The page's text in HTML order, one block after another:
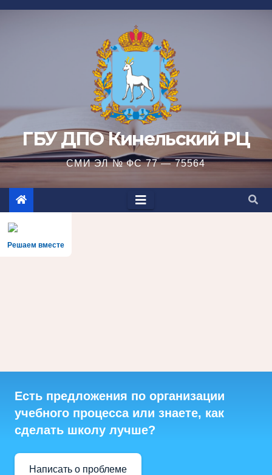
Перейти
ГБУ ДПО Кинельский РЦ
СМИ ЭЛ № ФС 77 — 75564
Решаем вместе
Есть предложения по организации
учебного процесса или знаете, как
сделать школу лучше?
Написать о проблеме